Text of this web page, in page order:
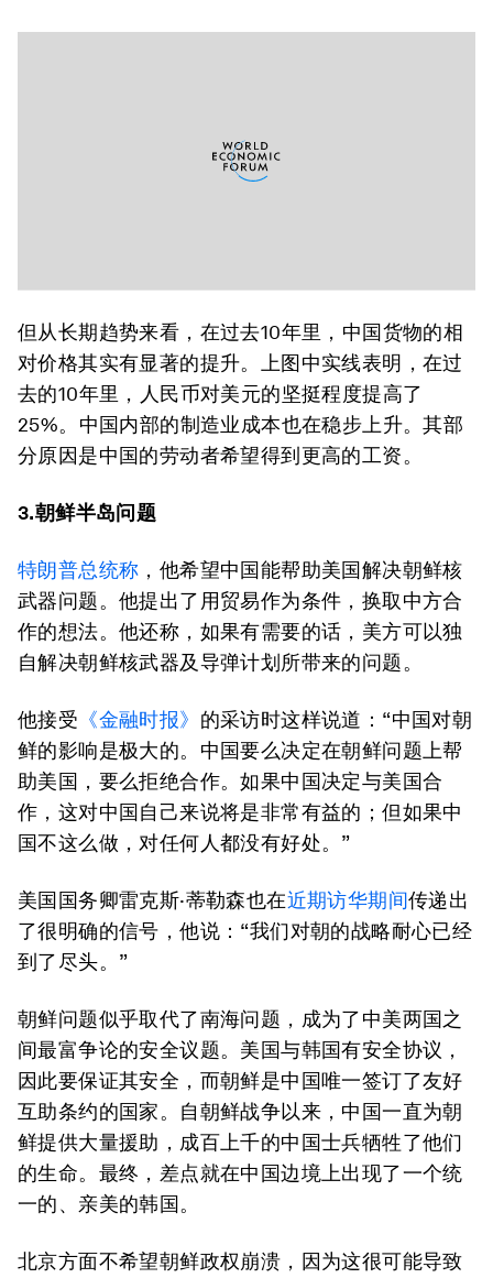
但从长期趋势来看，在过去10年里，中国货物的相
对价格其实有显著的提升。上图中实线表明，在过
去的10年里，人民币对美元的坚挺程度提高了
25%。中国内部的制造业成本也在稳步上升。其部
分原因是中国的劳动者希望得到更高的工资。
3.朝鲜半岛问题
特朗普总统称 ，他希望中国能帮助美国解决朝鲜核
武器问题。他提出了用贸易作为条件，换取中方合
作的想法。他还称，如果有需要的话，美方可以独
自解决朝鲜核武器及导弹计划所带来的问题。
他接受 《金融时报》 的采访时这样说道：“中国对朝
鲜的影响是极大的。中国要么决定在朝鲜问题上帮
助美国，要么拒绝合作。如果中国决定与美国合
作，这对中国自己来说将是非常有益的；但如果中
国不这么做，对任何人都没有好处。”
美国国务卿雷克斯·蒂勒森也在近期访华期间传递出
了很明确的信号，他说：“我们对朝的战略耐心已经
到了尽头。”
朝鲜问题似乎取代了南海问题，成为了中美两国之
间最富争论的安全议题。美国与韩国有安全协议，
因此要保证其安全，而朝鲜是中国唯一签订了友好
互助条约的国家。自朝鲜战争以来，中国一直为朝
鲜提供大量援助，成百上千的中国士兵牺牲了他们
的生命。最终，差点就在中国边境上出现了一个统
一的、亲美的韩国。
北京方面不希望朝鲜政权崩溃，因为这很可能导致